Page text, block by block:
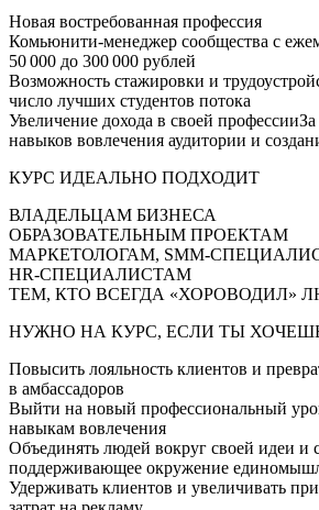
Новая востребованная профессия
Комьюнити-менеджер сообщества с
50 000 до 300 000 рублей
Возможность стажировки и
число лучших студентов потока
Увеличение дохода в своей
навыков вовлечения аудитории и
КУРС ИДЕАЛЬНО ПОДХОДИТ
ВЛАДЕЛЬЦАМ БИЗНЕСА
ОБРАЗОВАТЕЛЬНЫМ ПРОЕКТАМ
МАРКЕТОЛОГАМ, SMM-
HR-СПЕЦИАЛИСТАМ
ТЕМ, КТО ВСЕГДА «ХОРОВОДИЛ»
НУЖНО НА КУРС, ЕСЛИ ТЫ
Повысить лояльность клиентов и
в амбассадоров
Выйти на новый профессиональный
навыкам вовлечения
Объединять людей вокруг своей идеи и
поддерживающее окружение
Удерживать клиентов и увеличивать